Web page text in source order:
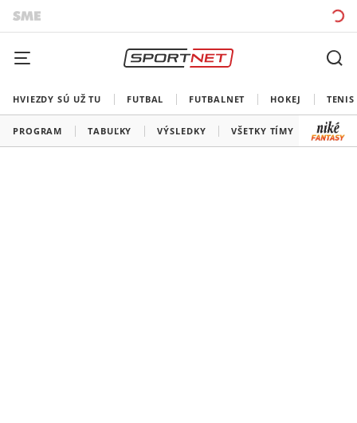
HVIEZDY SÚ UŽ TU FUTBAL FUTBALNET HOKEJ TENIS
PROGRAM TABUĽKY VÝSLEDKY VŠETKY TÍMY